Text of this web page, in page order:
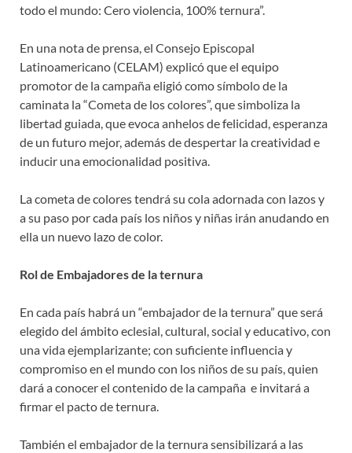
todo el mundo: Cero violencia, 100% ternura”.
En una nota de prensa, el Consejo Episcopal
Latinoamericano (CELAM) explicó que el equipo
promotor de la campaña eligió como símbolo de la
caminata la “Cometa de los colores”, que simboliza la
libertad guiada, que evoca anhelos de felicidad, esperanza
de un futuro mejor, además de despertar la creatividad e
inducir una emocionalidad positiva.
La cometa de colores tendrá su cola adornada con lazos y
a su paso por cada país los niños y niñas irán anudando en
ella un nuevo lazo de color.
Rol de Embajadores de la ternura
En cada país habrá un “embajador de la ternura” que será
elegido del ámbito eclesial, cultural, social y educativo, con
una vida ejemplarizante; con suficiente influencia y
compromiso en el mundo con los niños de su país, quien
dará a conocer el contenido de la campaña e invitará a
firmar el pacto de ternura.
También el embajador de la ternura sensibilizará a las